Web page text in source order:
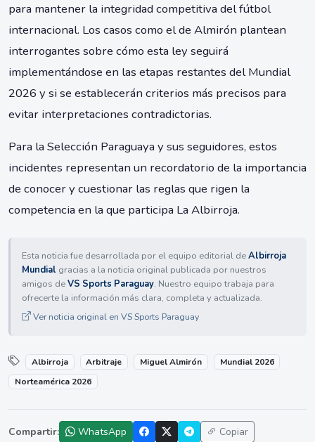
para mantener la integridad competitiva del fútbol
internacional. Los casos como el de Almirón plantean
interrogantes sobre cómo esta ley seguirá
implementándose en las etapas restantes del Mundial
2026 y si se establecerán criterios más precisos para
evitar interpretaciones contradictorias.
Para la Selección Paraguaya y sus seguidores, estos
incidentes representan un recordatorio de la importancia
de conocer y cuestionar las reglas que rigen la
competencia en la que participa La Albirroja.
Esta noticia fue desarrollada por el equipo editorial deAlbirroja
Mundial gracias a la noticia original publicada por nuestros
amigos deVS Sports Paraguay. Nuestro equipo trabaja para
ofrecerte la información más clara, completa y actualizada.
Ver noticia original en VS Sports Paraguay
Albirroja Arbitraje Miguel Almirón
Mundial 2026
Norteamérica 2026
Compartir: WhatsApp Copiar